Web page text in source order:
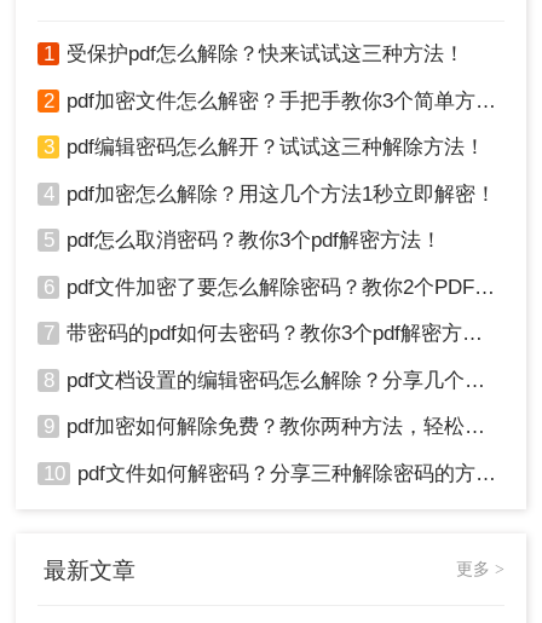
1 受保护pdf怎么解除？快来试试这三种方法！
2 pdf加密文件怎么解密？手把手教你3个简单方法！
3 pdf编辑密码怎么解开？试试这三种解除方法！
4 pdf加密怎么解除？用这几个方法1秒立即解密！
5 pdf怎么取消密码？教你3个pdf解密方法！
6 pdf文件加密了要怎么解除密码？教你2个PDF解密方法
7 带密码的pdf如何去密码？教你3个pdf解密方法！
8 pdf文档设置的编辑密码怎么解除？分享几个解密方法！
9 pdf加密如何解除免费？教你两种方法，轻松解锁pdf文件！
10 pdf文件如何解密码？分享三种解除密码的方法！
最新文章 更多 >